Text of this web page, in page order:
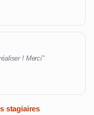
! Merci"
stagiaires